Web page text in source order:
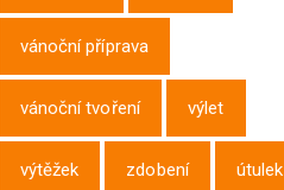
vánoční příprava
vánoční tvoření výlet
výtěžek zdobení útulek